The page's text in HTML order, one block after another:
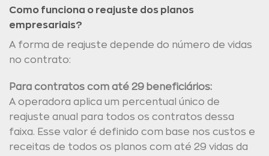
Como funciona o reajuste dos planos
empresariais?
A forma de reajuste depende do número de vidas
no contrato:
Para contratos com até 29 beneficiários:
A operadora aplica um percentual único de
reajuste anual para todos os contratos dessa
faixa. Esse valor é definido com base nos custos e
receitas de todos os planos com até 29 vidas da